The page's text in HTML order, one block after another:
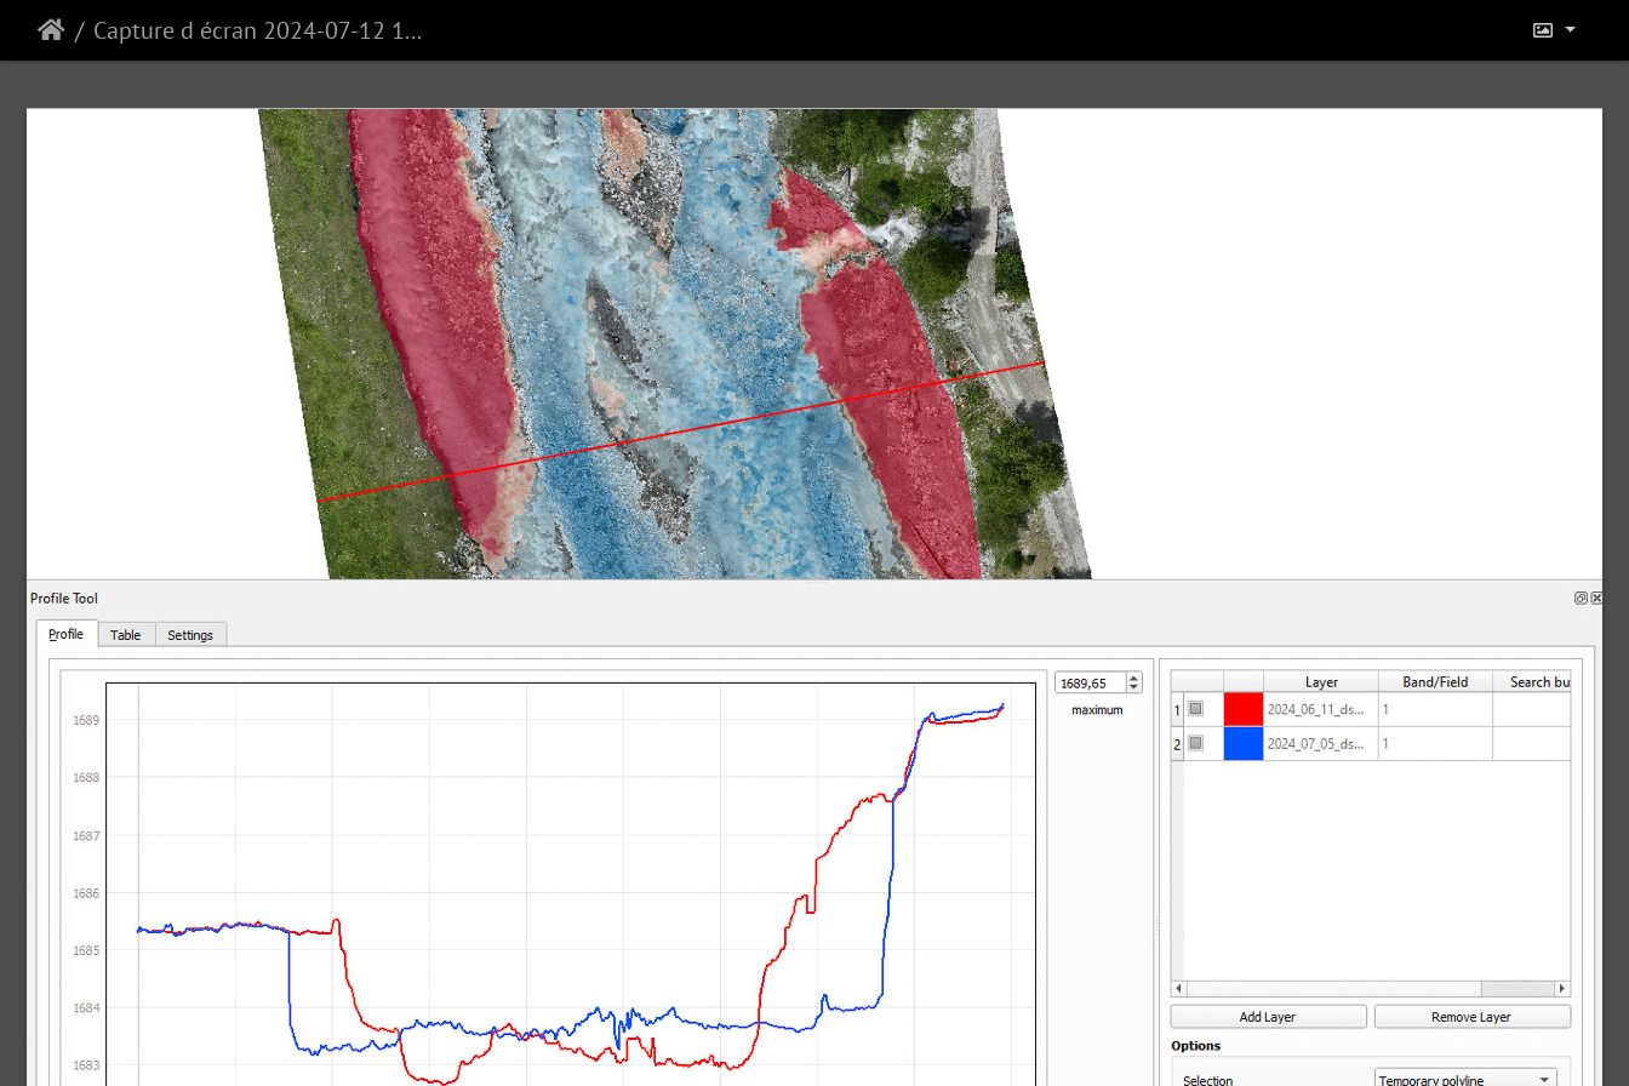
Capture d écran 2024-07-12 124930